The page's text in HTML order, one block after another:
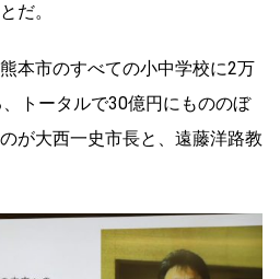
だ。
本市のすべての小中学校に2万
トータルで30億円にもののぼ
が大西一史市長と、遠藤洋路教